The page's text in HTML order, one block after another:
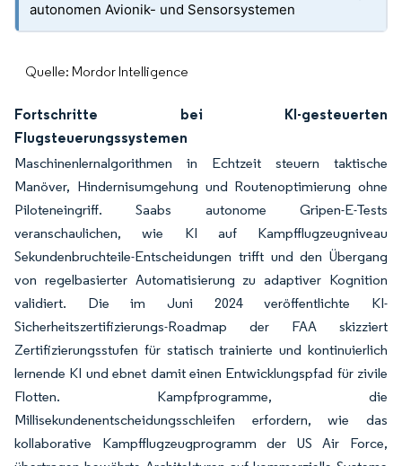
autonomen Avionik- und Sensorsystemen
Quelle: Mordor Intelligence
Fortschritte bei KI-gesteuerten
Flugsteuerungssystemen
Maschinenlernalgorithmen in Echtzeit steuern taktische
Manöver, Hindernisumgehung und Routenoptimierung ohne
Piloteneingriff. Saabs autonome Gripen-E-Tests
veranschaulichen, wie KI auf Kampfflugzeugniveau
Sekundenbruchteile-Entscheidungen trifft und den Übergang
von regelbasierter Automatisierung zu adaptiver Kognition
validiert. Die im Juni 2024 veröffentlichte KI-
Sicherheitszertifizierungs-Roadmap der FAA skizziert
Zertifizierungsstufen für statisch trainierte und kontinuierlich
lernende KI und ebnet damit einen Entwicklungspfad für zivile
Flotten. Kampfprogramme, die
Millisekundenentscheidungsschleifen erfordern, wie das
kollaborative Kampfflugzeugprogramm der US Air Force,